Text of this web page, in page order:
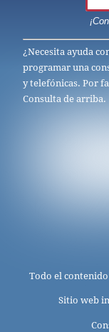
¿Necesita ayuda
programar una
y telefónicas. Por
Consulta de arriba.
Todo el
Sitio web